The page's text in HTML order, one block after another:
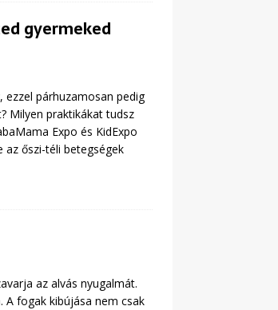
gyermeked
párhuzamosan pedig
Milyen praktikákat tudsz
Expo és KidExpo
az őszi-téli betegségek
az alvás nyugalmát.
A fogak kibújása nem csak